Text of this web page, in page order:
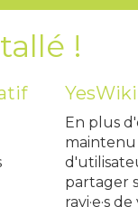
!
En plus
partager
ravi·e·s